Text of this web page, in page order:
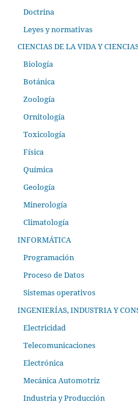
Doctrina
Leyes y normativas
CIENCIAS DE LA VIDA Y
Biología
Botánica
Zoología
Ornitología
Toxicología
Física
Química
Geología
Minerología
Climatología
INFORMÁTICA
Programación
Proceso de Datos
Sistemas operativos
INGENIERÍAS, INDUSTRIA Y
Electricidad
Telecomunicaciones
Electrónica
Mecánica Automotriz
Industria y Producción